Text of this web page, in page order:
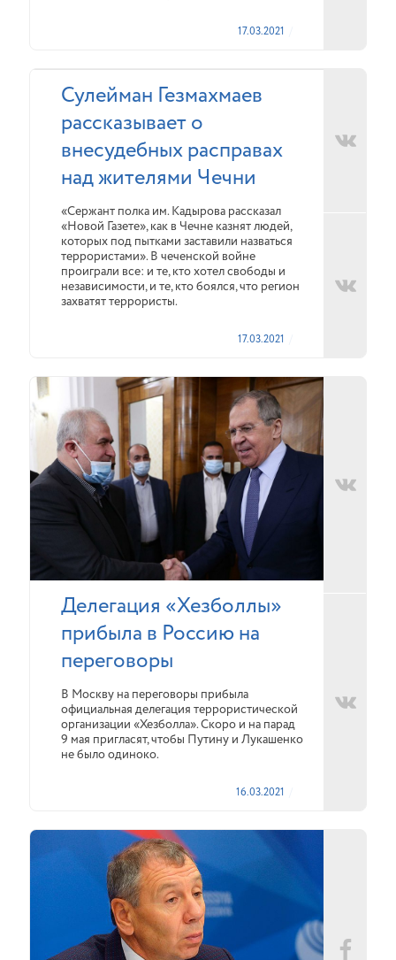
17.03.2021
Сулейман Гезмахмаев
рассказывает о
внесудебных расправах
над жителями Чечни
«Сержант полка им. Кадырова рассказал
«Новой Газете», как в Чечне казнят людей,
которых под пытками заставили назваться
террористами». В чеченской войне
проиграли все: и те, кто хотел свободы и
независимости, и те, кто боялся, что регион
захватят террористы.
17.03.2021
Делегация «Хезболлы»
прибыла в Россию на
переговоры
В Москву на переговоры прибыла
официальная делегация террористической
организации «Хезболла». Скоро и на парад
9 мая пригласят, чтобы Путину и Лукашенко
не было одиноко.
16.03.2021